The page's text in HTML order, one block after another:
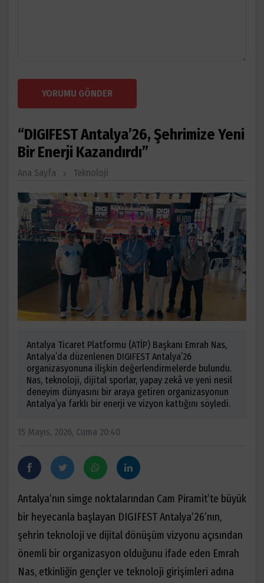
YORUMU GÖNDER
“DIGIFEST Antalya’26, Şehrimize Yeni
Bir Enerji Kazandırdı”
Ana Sayfa Teknoloji
Antalya Ticaret Platformu (ATİP) Başkanı Emrah Nas,
Antalya’da düzenlenen DIGIFEST Antalya’26
organizasyonuna ilişkin değerlendirmelerde bulundu.
Nas, teknoloji, dijital sporlar, yapay zekâ ve yeni nesil
deneyim dünyasını bir araya getiren organizasyonun
Antalya’ya farklı bir enerji ve vizyon kattığını söyledi.
15 Mayıs, 2026, Cuma 20:40
Antalya’nın simge noktalarından Cam Piramit’te büyük
bir heyecanla başlayan DIGIFEST Antalya’26’nın,
şehrin teknoloji ve dijital dönüşüm vizyonu açısından
önemli bir organizasyon olduğunu ifade eden Emrah
Nas, etkinliğin gençler ve teknoloji girişimleri adına